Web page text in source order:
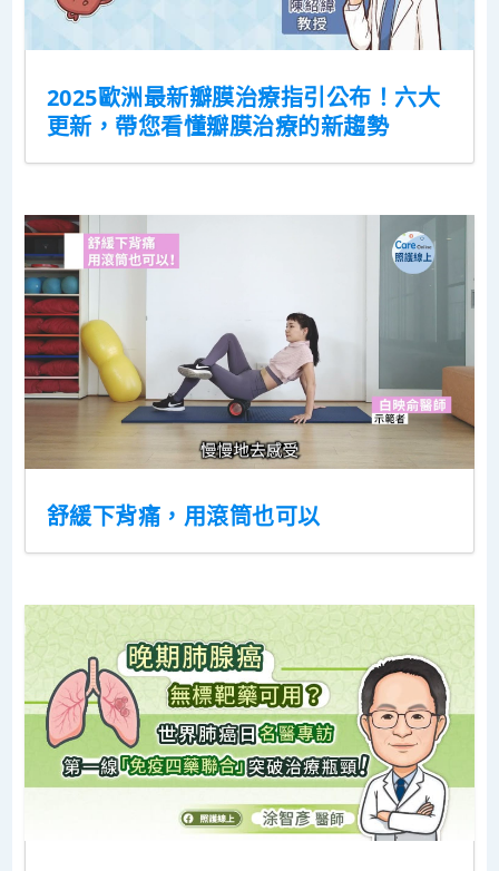
2025歐洲最新瓣膜治療指引公布！六大
更新，帶您看懂瓣膜治療的新趨勢
舒緩下背痛，用滾筒也可以